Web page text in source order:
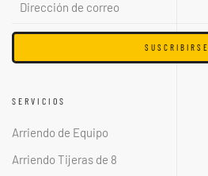
SUSCRIBIRSE
SERVICIOS
Arriendo de Equipo
Arriendo Tijeras de 8